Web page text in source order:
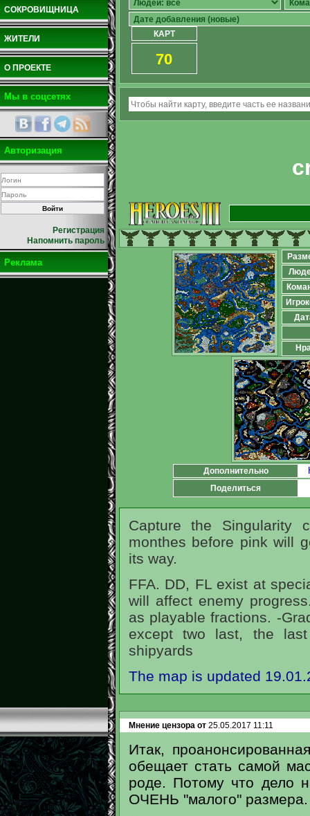
СОКРОВИЩНИЦА
ЖИТЕЛИ
О ПРОЕКТЕ
Мы в соцсетях
Авторизация
Регистрация
Напомнить пароль
Реклама
КАРТ
70
Дополнительно
Поделиться
Capture the Singularity
monthes before pink will
its way.
FFA. DD, FL exist at
will affect enemy
as playable fractions. -
except two last, the
shipyards
The map is updated
Мнение цензора от25.05.2017 11:11
Итак,
обещает стать самой
роде. Потому что дело
ОЧЕНЬ "малого" размера.